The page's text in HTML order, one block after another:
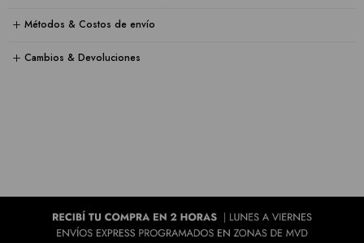
Métodos & Costos de envío
Cambios & Devoluciones